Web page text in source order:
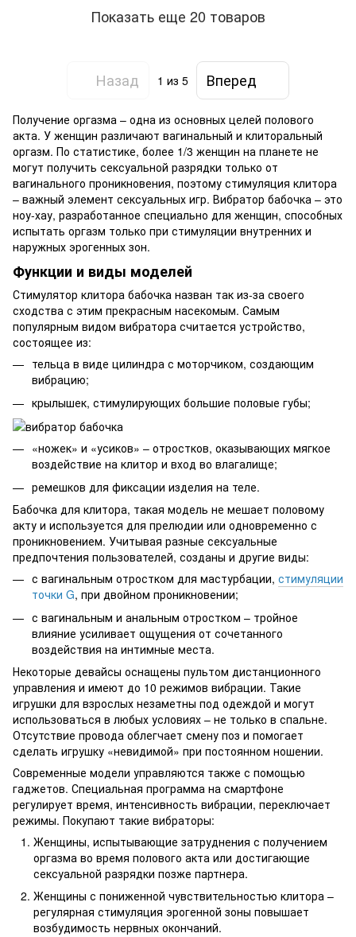
Показать еще 20 товаров
Назад 1 из 5 Вперед
Получение оргазма – одна из основных целей полового
акта. У женщин различают вагинальный и клиторальный
оргазм. По статистике, более 1/3 женщин на планете не
могут получить сексуальной разрядки только от
вагинального проникновения, поэтому стимуляция клитора
– важный элемент сексуальных игр. Вибратор бабочка – это
ноу-хау, разработанное специально для женщин, способных
испытать оргазм только при стимуляции внутренних и
наружных эрогенных зон.
Функции и виды моделей
Стимулятор клитора бабочка назван так из-за своего
сходства с этим прекрасным насекомым. Самым
популярным видом вибратора считается устройство,
состоящее из:
тельца в виде цилиндра с моторчиком, создающим
вибрацию;
крылышек, стимулирующих большие половые губы;
«ножек» и «усиков» – отростков, оказывающих мягкое
воздействие на клитор и вход во влагалище;
ремешков для фиксации изделия на теле.
Бабочка для клитора, такая модель не мешает половому
акту и используется для прелюдии или одновременно с
проникновением. Учитывая разные сексуальные
предпочтения пользователей, созданы и другие виды:
с вагинальным отростком для мастурбации, стимуляции
точки G, при двойном проникновении;
с вагинальным и анальным отростком – тройное
влияние усиливает ощущения от сочетанного
воздействия на интимные места.
Некоторые девайсы оснащены пультом дистанционного
управления и имеют до 10 режимов вибрации. Такие
игрушки для взрослых незаметны под одеждой и могут
использоваться в любых условиях – не только в спальне.
Отсутствие провода облегчает смену поз и помогает
сделать игрушку «невидимой» при постоянном ношении.
Современные модели управляются также с помощью
гаджетов. Специальная программа на смартфоне
регулирует время, интенсивность вибрации, переключает
режимы. Покупают такие вибраторы:
Женщины, испытывающие затруднения с получением
оргазма во время полового акта или достигающие
сексуальной разрядки позже партнера.
Женщины с пониженной чувствительностью клитора –
регулярная стимуляция эрогенной зоны повышает
возбудимость нервных окончаний.